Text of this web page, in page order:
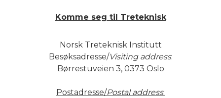
Komme seg til Treteknisk
Norsk Treteknisk Institutt
Besøksadresse/Visiting address:
Børrestuveien 3, 0373 Oslo
Postadresse/Postal address: